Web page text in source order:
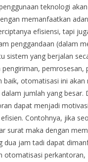
teknologi
memanfaatkan
efisiensi, tapi
penggandaan (dalam
sistem yang berjalan
baik, otomatisasi ini
jumlah yang
dapat menjadi
Contohnya, jika
surat maka dengan
dua jam tadi dapat
otomatisasi